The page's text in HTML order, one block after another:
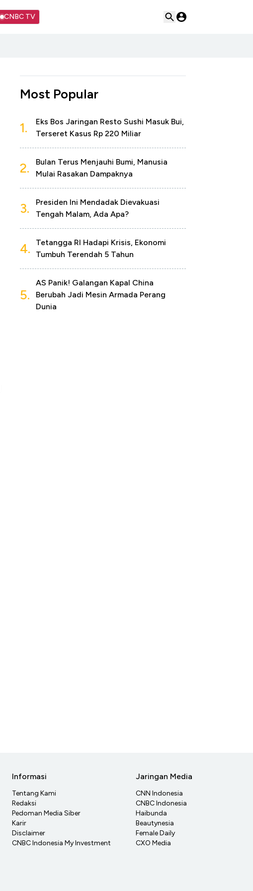
CNBC TV
Most Popular
1.
Eks Bos Jaringan Resto Sushi Masuk Bui,
Terseret Kasus Rp 220 Miliar
2.
Bulan Terus Menjauhi Bumi, Manusia
Mulai Rasakan Dampaknya
3.
Presiden Ini Mendadak Dievakuasi
Tengah Malam, Ada Apa?
4.
Tetangga RI Hadapi Krisis, Ekonomi
Tumbuh Terendah 5 Tahun
5.
AS Panik! Galangan Kapal China
Berubah Jadi Mesin Armada Perang
Dunia
Informasi
Tentang Kami
Redaksi
Pedoman Media Siber
Karir
Disclaimer
CNBC Indonesia My Investment
Jaringan Media
CNN Indonesia
CNBC Indonesia
Haibunda
Beautynesia
Female Daily
CXO Media